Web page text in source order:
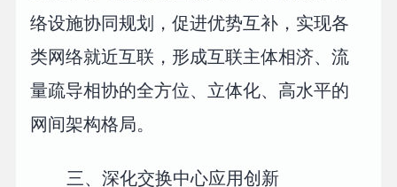
络设施协同规划，促进优势互补，实现各
类网络就近互联，形成互联主体相济、流
量疏导相协的全方位、立体化、高水平的
网间架构格局。
三、深化交换中心应用创新